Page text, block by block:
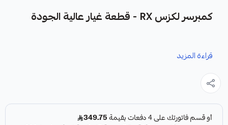
كمبرسر لكزس RX - قطعة غيار عالية الجودة
مصممة خصيصًا لضمان أداء تبريد مثالي لسيارتك.
مميزات المنتج:
قراءة المزيد